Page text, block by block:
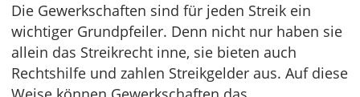
Die Gewerkschaften sind für jeden Streik ein
wichtiger Grundpfeiler. Denn nicht nur haben sie
allein das Streikrecht inne, sie bieten auch
Rechtshilfe und zahlen Streikgelder aus. Auf diese